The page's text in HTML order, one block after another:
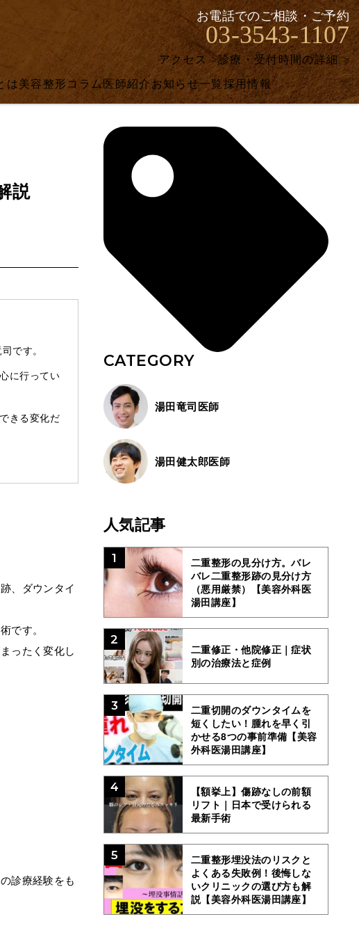
お電話でのご相談・ご予約
03-3543-1107
アクセス >診療・受付時間の詳細 >
は美容整形コラム医師紹介 お知らせ一覧採用情報
説
です。
に行ってい
きる変化だ
、ダウンタイ
です。
ったく変化し
診療経験をも
CATEGORY
湯田竜司医師
湯田健太郎医師
人気記事
1
二重整形の見分け方。バレ
バレ二重整形跡の見分け方
（悪用厳禁）【美容外科医
湯田講座】
2
二重修正・他院修正｜症状
別の治療法と症例
3
二重切開のダウンタイムを
短くしたい！腫れを早く引
かせる8つの事前準備【美容
外科医湯田講座】
4
【額挙上】傷跡なしの前額
リフト｜日本で受けられる
最新手術
5
二重整形埋没法のリスクと
よくある失敗例！後悔しな
いクリニックの選び方も解
説【美容外科医湯田講座】